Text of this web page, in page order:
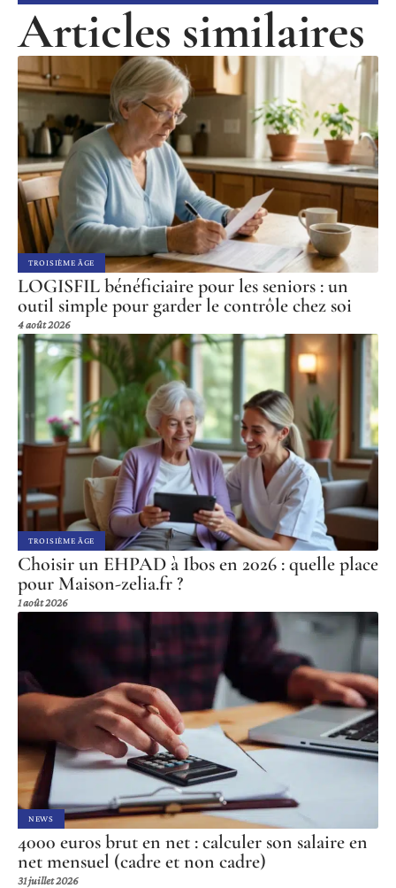
Articles similaires
TROISIÈME ÂGE
LOGISFIL bénéficiaire pour les seniors : un
outil simple pour garder le contrôle chez soi
4 août 2026
TROISIÈME ÂGE
Choisir un EHPAD à Ibos en 2026 : quelle place
pour Maison-zelia.fr ?
1 août 2026
NEWS
4000 euros brut en net : calculer son salaire en
net mensuel (cadre et non cadre)
31 juillet 2026